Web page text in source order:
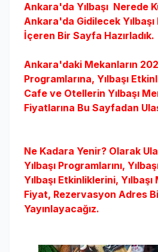
Ankara'da Yılbaşı Nerede
Ankara'da Gidilecek Yılbaşı
İçeren Bir Sayfa Hazırladık.
Ankara'daki Mekanların
Programlarına, Yılbaşı
Cafe ve Otellerin Yılbaşı
Fiyatlarına Bu Sayfadan
Ne Kadara Yenir? Olarak
Yılbaşı Programlarını,
Yılbaşı Etkinliklerini,
Fiyat, Rezervasyon Adres
Yayınlayacağız.